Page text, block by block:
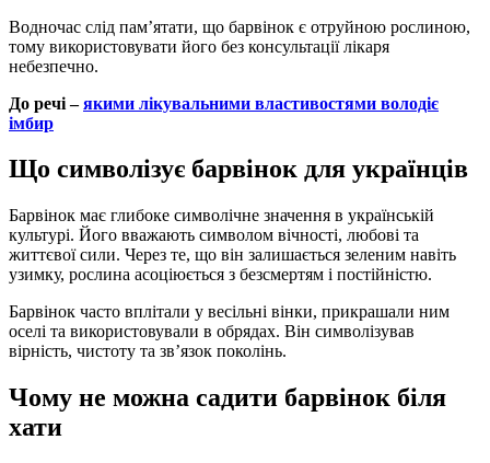
Водночас слід пам’ятати, що барвінок є отруйною рослиною,
тому використовувати його без консультації лікаря
небезпечно.
До речі –якими лікувальними властивостями володіє
імбир
Що символізує барвінок для українців
Барвінок має глибоке символічне значення в українській
культурі. Його вважають символом вічності, любові та
життєвої сили. Через те, що він залишається зеленим навіть
узимку, рослина асоціюється з безсмертям і постійністю.
Барвінок часто вплітали у весільні вінки, прикрашали ним
оселі та використовували в обрядах. Він символізував
вірність, чистоту та зв’язок поколінь.
Чому не можна садити барвінок біля
хати